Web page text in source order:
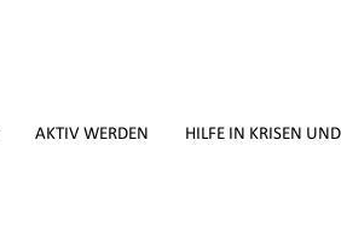
AKTIV WERDEN HILFE IN KRISEN